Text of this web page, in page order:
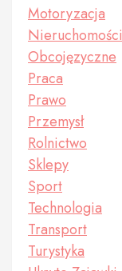
Motoryzacja
Nieruchomości
Obcojęzyczne
Praca
Prawo
Przemysł
Rolnictwo
Sklepy
Sport
Technologia
Transport
Turystyka